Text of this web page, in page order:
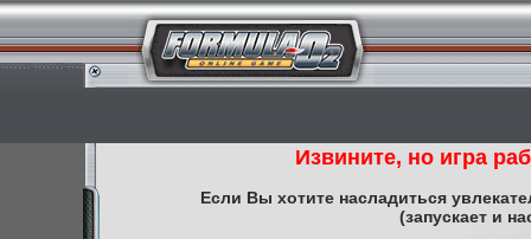
Извините, но игра
Если Вы хотите насладиться
(запускает и